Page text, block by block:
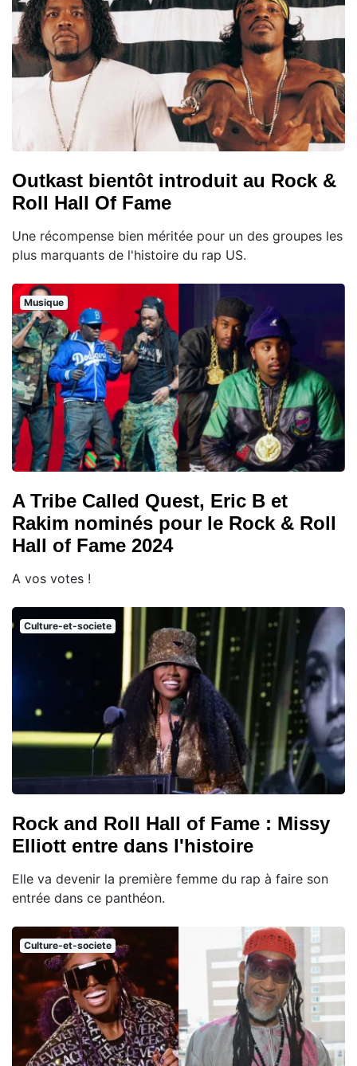
Outkast bientôt introduit au Rock &
Roll Hall Of Fame
Une récompense bien méritée pour un des groupes les
plus marquants de l'histoire du rap US.
Musique
A Tribe Called Quest, Eric B et
Rakim nominés pour le Rock & Roll
Hall of Fame 2024
A vos votes !
Culture-et-societe
Rock and Roll Hall of Fame : Missy
Elliott entre dans l'histoire
Elle va devenir la première femme du rap à faire son
entrée dans ce panthéon.
Culture-et-societe